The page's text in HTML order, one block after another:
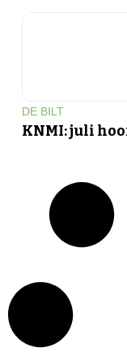
DE BILT
KNMI: juli